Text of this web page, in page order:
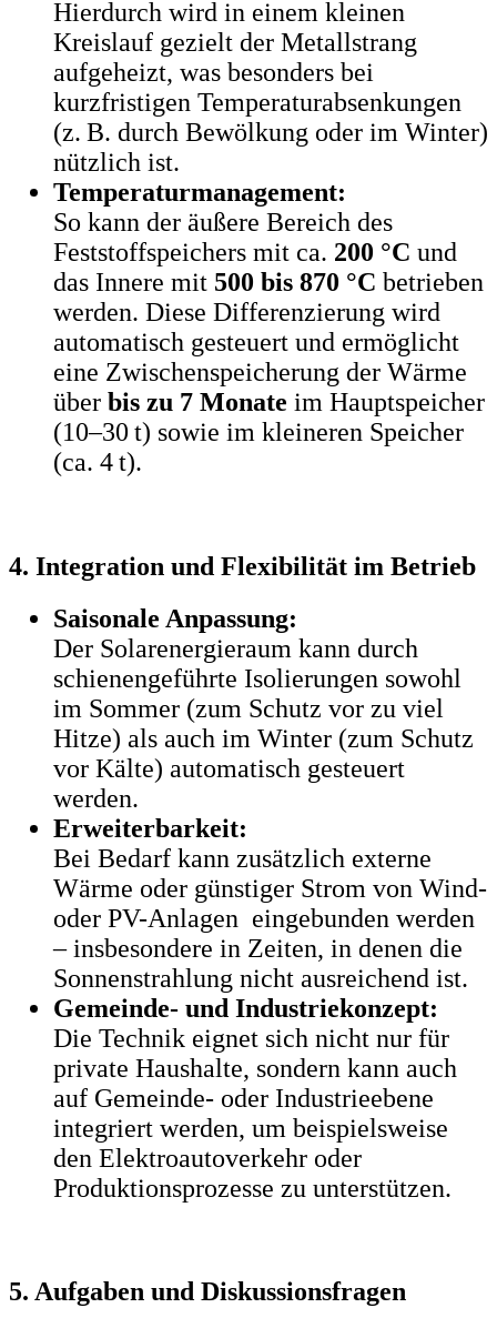
Hierdurch wird in einem kleinen
Kreislauf gezielt der Metallstrang
aufgeheizt, was besonders bei
kurzfristigen Temperaturabsenkungen
(z. B. durch Bewölkung oder im Winter)
nützlich ist.
Temperaturmanagement:
So kann der äußere Bereich des
Feststoffspeichers mit ca. 200 °C und
das Innere mit 500 bis 870 °C betrieben
werden. Diese Differenzierung wird
automatisch gesteuert und ermöglicht
eine Zwischenspeicherung der Wärme
über bis zu 7 Monate im Hauptspeicher
(10–30 t) sowie im kleineren Speicher
(ca. 4 t).
4. Integration und Flexibilität im Betrieb
Saisonale Anpassung:
Der Solarenergieraum kann durch
schienengeführte Isolierungen sowohl
im Sommer (zum Schutz vor zu viel
Hitze) als auch im Winter (zum Schutz
vor Kälte) automatisch gesteuert
werden.
Erweiterbarkeit:
Bei Bedarf kann zusätzlich externe
Wärme oder günstiger Strom von Wind-
oder PV-Anlagen eingebunden werden
– insbesondere in Zeiten, in denen die
Sonnenstrahlung nicht ausreichend ist.
Gemeinde- und Industriekonzept:
Die Technik eignet sich nicht nur für
private Haushalte, sondern kann auch
auf Gemeinde- oder Industrieebene
integriert werden, um beispielsweise
den Elektroautoverkehr oder
Produktionsprozesse zu unterstützen.
5. Aufgaben und Diskussionsfragen